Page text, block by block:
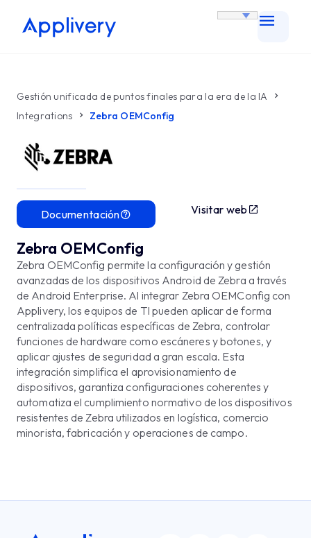
Gestión unificada de puntos finales para la era de la IA
Integrations
Zebra OEMConfig
Documentación Visitar web
Zebra OEMConfig
Zebra OEMConfig permite la configuración y gestión
avanzadas de los dispositivos Android de Zebra a través
de Android Enterprise. Al integrar Zebra OEMConfig con
Applivery, los equipos de TI pueden aplicar de forma
centralizada políticas específicas de Zebra, controlar
funciones de hardware como escáneres y botones, y
aplicar ajustes de seguridad a gran escala. Esta
integración simplifica el aprovisionamiento de
dispositivos, garantiza configuraciones coherentes y
automatiza el cumplimiento normativo de los dispositivos
resistentes de Zebra utilizados en logística, comercio
minorista, fabricación y operaciones de campo.